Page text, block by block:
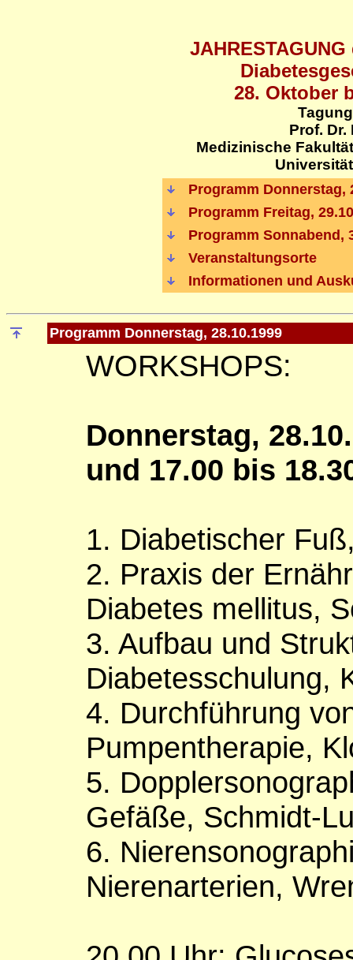
28. Oktober
Prof. Dr.
Medizinische
Programm Donnerstag,
Programm Freitag,
Programm Sonnabend,
Veranstaltungsorte
Informationen und
Programm Donnerstag, 28.10.1999
WORKSHOPS:
Donnerstag,
und 17.00 bis
1. Diabetischer
2. Praxis der
Diabetes mellitus,
3. Aufbau und
Diabetesschulung,
4. Durchführung
Pumpentherapie,
5.
Gefäße, Schmidt-
6.
Nierenarterien,